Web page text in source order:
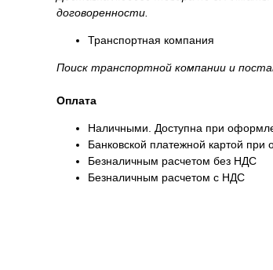
договоренности.
Транспортная компания
Поиск транспортной компании и
Оплата
Наличными. Доступна при
Банковской платежной картой
Безналичным расчетом без НДС
Безналичным расчетом с НДС